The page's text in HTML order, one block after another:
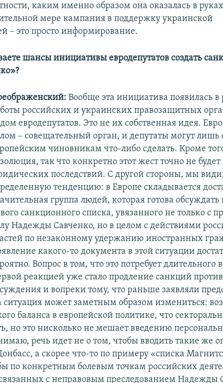
каким именно образом она оказалась в
мере кампания в поддержку украинской
– это просто информирование.
шансы инициативы евродепутатов создать
Вообще эта инициатива появилась в
российских и украинских правозащитных
евродепутатов. Это не их собственная идея.
– совещательный орган, и депутаты могут лишь
чиновникам что-либо сделать. Кроме
так что конкретно этот жест точно не
последствий. С другой стороны, мы
тенденцию: в Европе складывается
группа людей, которая готова обсуждать
санкционного списка, увязанного не только с
Надежды Савченко, но в целом с действиями
по незаконному удержанию иностранных
какого-то документа в этой ситуации
Вопрос в том, что это потребует длительного
реакцией уже стало продление санкций против
и вопреки тому, что раньше заявляли
ситуация может заметным образом измениться:
баланса в европейской политике, что
но это нисколько не мешает введению
речь идет не о том, чтобы вводить такие же
а скорее что-то по примеру «списка
по конкретным болевым точкам российских
с неправовым преследованием Надежды